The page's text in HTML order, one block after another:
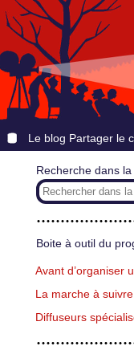
Le blog Partager le
Recherche dans
Boite à outil du
Avant d’organiser
La marche à
Diffuseurs